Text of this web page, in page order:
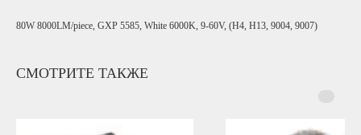
80W 8000LM/piece, GXP 5585, White 6000K, 9-60V, (H4, H13, 9004, 9007)
СМОТРИТЕ ТАКЖЕ